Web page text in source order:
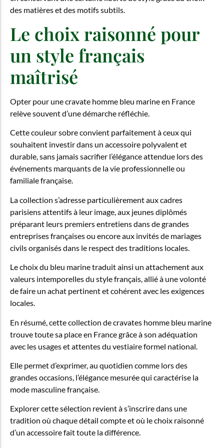
des matières et des motifs subtils.
Le choix raisonné pour
un style français
maîtrisé
Opter pour une cravate homme bleu marine en France
relève souvent d’une démarche réfléchie.
Cette couleur sobre convient parfaitement à ceux qui
souhaitent investir dans un accessoire polyvalent et
durable, sans jamais sacrifier l’élégance attendue lors des
événements marquants de la vie professionnelle ou
familiale française.
La collection s’adresse particulièrement aux cadres
parisiens attentifs à leur image, aux jeunes diplômés
préparant leurs premiers entretiens dans de grandes
entreprises françaises ou encore aux invités de mariages
civils organisés dans le respect des traditions locales.
Le choix du bleu marine traduit ainsi un attachement aux
valeurs intemporelles du style français, allié à une volonté
de faire un achat pertinent et cohérent avec les exigences
locales.
En résumé, cette collection de cravates homme bleu marine
trouve toute sa place en France grâce à son adéquation
avec les usages et attentes du vestiaire formel national.
Elle permet d’exprimer, au quotidien comme lors des
grandes occasions, l’élégance mesurée qui caractérise la
mode masculine française.
Explorer cette sélection revient à s’inscrire dans une
tradition où chaque détail compte et où le choix raisonné
d’un accessoire fait toute la différence.